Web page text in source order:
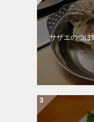
サザエのつぼ